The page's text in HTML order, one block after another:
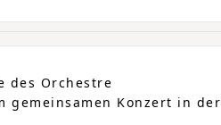
des Orchestre
gemeinsamen Konzert in der